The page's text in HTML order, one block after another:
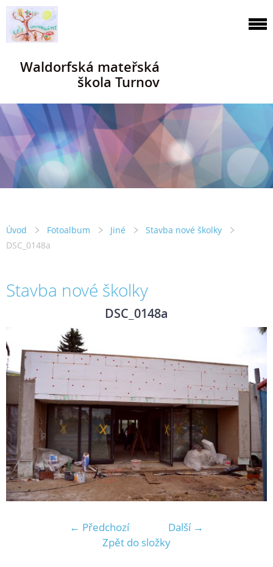
Waldorfská mateřská
škola Turnov
Úvod Fotoalbum Jiné
Stavba nové školky
DSC_0148a
Stavba nové školky
DSC_0148a
← Předchozí
Další →
Zpět do složky